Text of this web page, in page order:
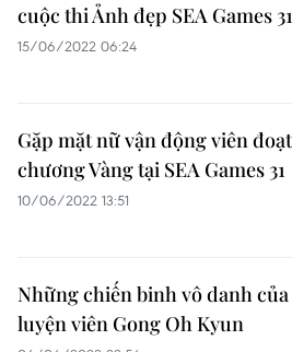
cuộc thi Ảnh đẹp SEA Games 31
15/06/2022 06:24
Gặp mặt nữ vận động viên
chương Vàng tại SEA Games 31
10/06/2022 13:51
Những chiến binh vô danh
luyện viên Gong Oh Kyun